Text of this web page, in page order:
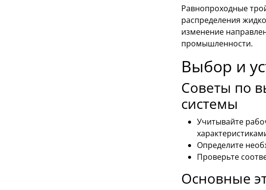
Равнопроходные
распределения
изменение
промышленности.
Выбор и
Советы по
системы
Учитывайте
Определите
Проверьте
Основные